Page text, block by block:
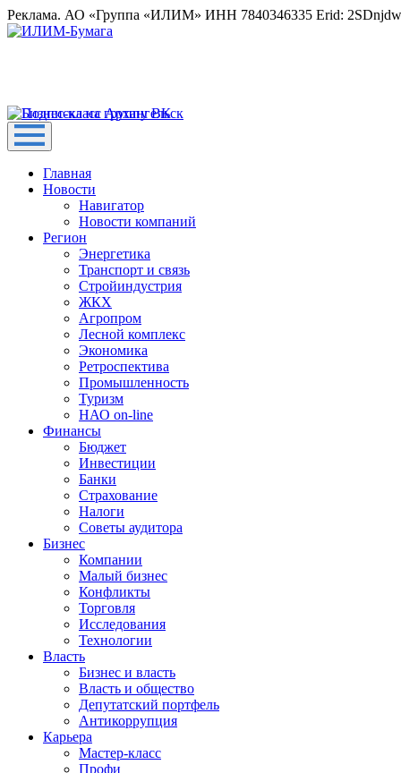
Реклама. АО «Группа «ИЛИМ» ИНН 7840346335 Erid:
Главная
Новости
Навигатор
Новости компаний
Регион
Энергетика
Транспорт и связь
Стройиндустрия
ЖКХ
Агропром
Лесной комплекс
Экономика
Ретроспектива
Промышленность
Туризм
НАО on-line
Финансы
Бюджет
Инвестиции
Банки
Страхование
Налоги
Советы аудитора
Бизнес
Компании
Малый бизнес
Конфликты
Торговля
Исследования
Технологии
Власть
Бизнес и власть
Власть и общество
Депутатский портфель
Антикоррупция
Карьера
Мастер-класс
Профи